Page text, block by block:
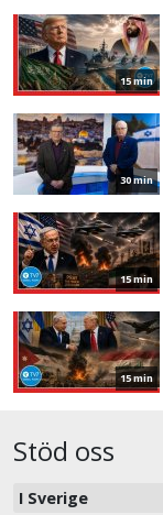
15 min
30 min
15 min
15 min
Stöd oss
I Sverige